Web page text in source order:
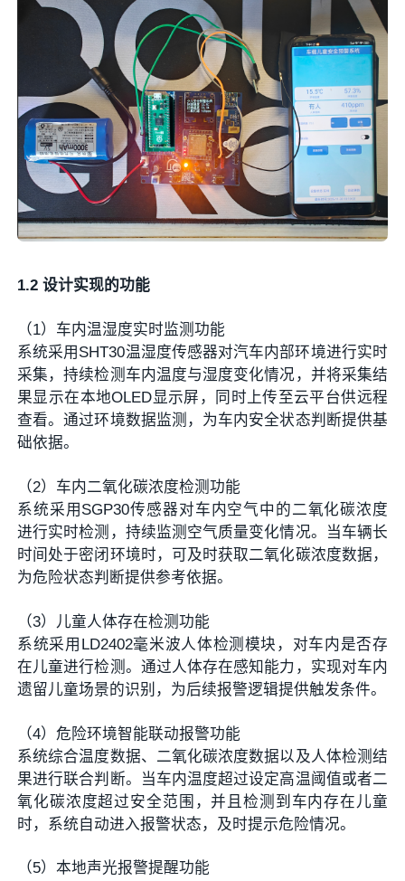
1.2 设计实现的功能
（1）车内温湿度实时监测功能
系统采用SHT30温湿度传感器对汽车内部环境进行实时
采集，持续检测车内温度与湿度变化情况，并将采集结
果显示在本地OLED显示屏，同时上传至云平台供远程
查看。通过环境数据监测，为车内安全状态判断提供基
础依据。
（2）车内二氧化碳浓度检测功能
系统采用SGP30传感器对车内空气中的二氧化碳浓度
进行实时检测，持续监测空气质量变化情况。当车辆长
时间处于密闭环境时，可及时获取二氧化碳浓度数据，
为危险状态判断提供参考依据。
（3）儿童人体存在检测功能
系统采用LD2402毫米波人体检测模块，对车内是否存
在儿童进行检测。通过人体存在感知能力，实现对车内
遗留儿童场景的识别，为后续报警逻辑提供触发条件。
（4）危险环境智能联动报警功能
系统综合温度数据、二氧化碳浓度数据以及人体检测结
果进行联合判断。当车内温度超过设定高温阈值或者二
氧化碳浓度超过安全范围，并且检测到车内存在儿童
时，系统自动进入报警状态，及时提示危险情况。
（5）本地声光报警提醒功能